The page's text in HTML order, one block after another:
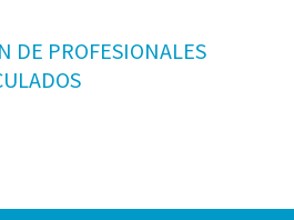
DE PROFESIONALES